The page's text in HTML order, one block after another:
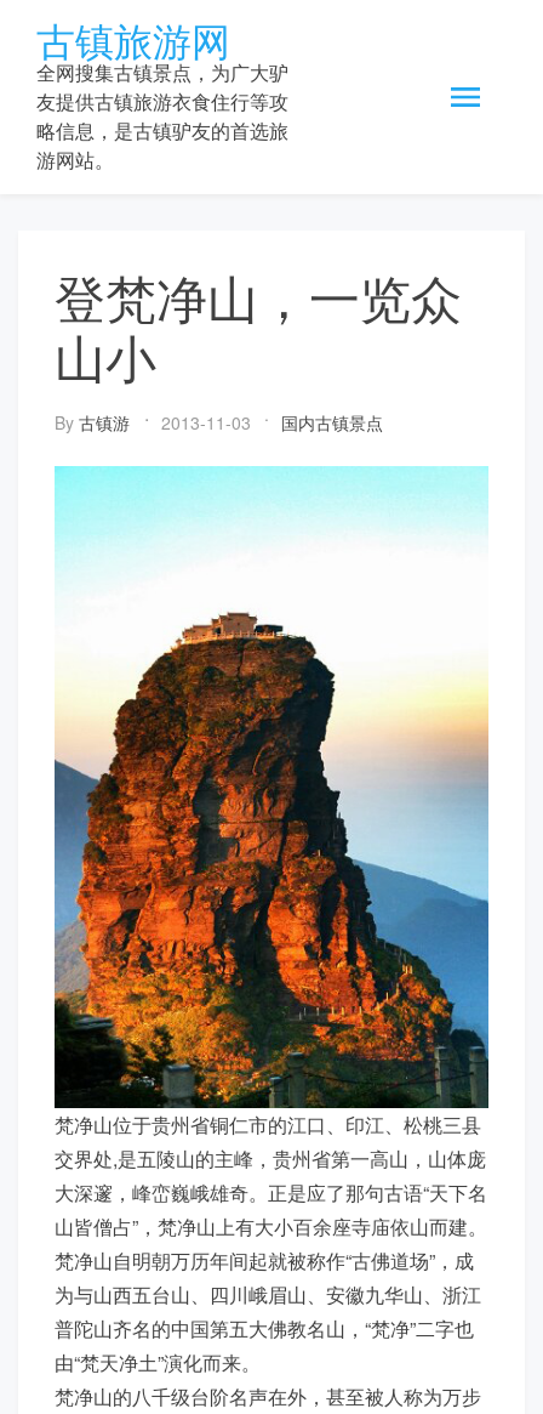
content
古镇旅游网
全网搜集古镇景点，为广大驴
友提供古镇旅游衣食住行等攻
略信息，是古镇驴友的首选旅
游网站。
登梵净山，一览众
山小
By 古镇游 2013-11-03 国内古镇景点
梵净山位于贵州省铜仁市的江口、印江、松桃三县
交界处,是五陵山的主峰，贵州省第一高山，山体庞
大深邃，峰峦巍峨雄奇。正是应了那句古语“天下名
山皆僧占”，梵净山上有大小百余座寺庙依山而建。
梵净山自明朝万历年间起就被称作“古佛道场”，成
为与山西五台山、四川峨眉山、安徽九华山、浙江
普陀山齐名的中国第五大佛教名山，“梵净”二字也
由“梵天净土”演化而来。
梵净山的八千级台阶名声在外，甚至被人称为万步